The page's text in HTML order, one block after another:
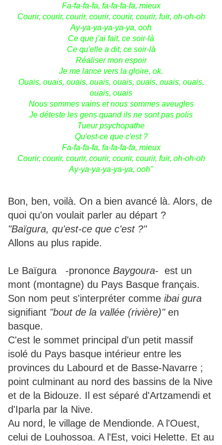
Fa-fa-fa-fa, fa-fa-fa-fa, mieux
Courir, courir, courir, courir, courir, courir, fuir, oh-oh-oh
Ay-ya-ya-ya-ya-ya, ooh
Ce que j'ai fait, ce soir-là
Ce qu'elle a dit, ce soir-là
Réaliser mon espoir
Je me lance vers la gloire, ok.
Ouais, ouais, ouais, ouais, ouais, ouais, ouais, ouais,
ouais, ouais
Nous sommes vains et nous sommes aveugles
Je déteste les gens quand ils ne sont pas polis
Tueur psychopathe
Qu'est-ce que c'est ?
Fa-fa-fa-fa, fa-fa-fa-fa, mieux
Courir, courir, courir, courir, courir, courir, fuir, oh-oh-oh
Ay-ya-ya-ya-ya-ya, ooh"
Bon, ben, voilà. On a bien avancé là. Alors, de
quoi qu'on voulait parler au départ ?
"Baïgura, qu'est-ce que c'est ?"
Allons au plus rapide.
Le Baïgura -prononce Baygoura- est un
mont (montagne) du Pays Basque français.
Son nom peut s'interpréter comme ibai gura
signifiant "bout de la vallée (rivière)"en
basque.
C'est le sommet principal d'un petit massif
isolé du Pays basque intérieur entre les
provinces du Labourd et de Basse-Navarre ;
point culminant au nord des bassins de la Nive
et de la Bidouze. Il est séparé d'Artzamendi et
d'Iparla par la Nive.
Au nord, le village de Mendionde. A l'Ouest,
celui de Louhossoa. A l'Est, voici Helette. Et au